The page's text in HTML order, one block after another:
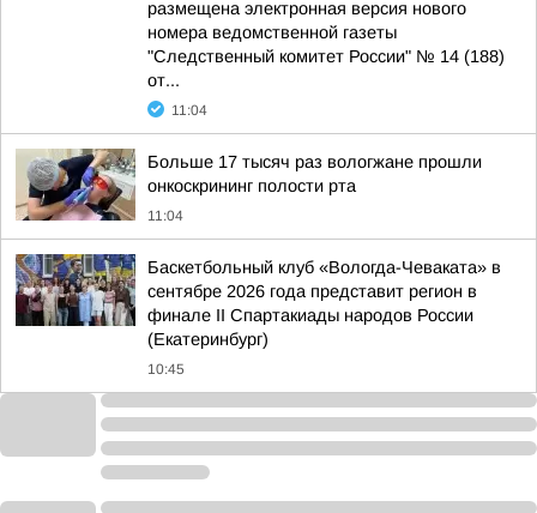
размещена электронная версия нового
номера ведомственной газеты
"Следственный комитет России" № 14 (188)
от...
11:04
Больше 17 тысяч раз вологжане прошли
онкоскрининг полости рта
11:04
Баскетбольный клуб «Вологда-Чеваката» в
сентябре 2026 года представит регион в
финале II Спартакиады народов России
(Екатеринбург)
10:45